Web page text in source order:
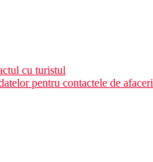
cu turistul
pentru contactele de afaceri